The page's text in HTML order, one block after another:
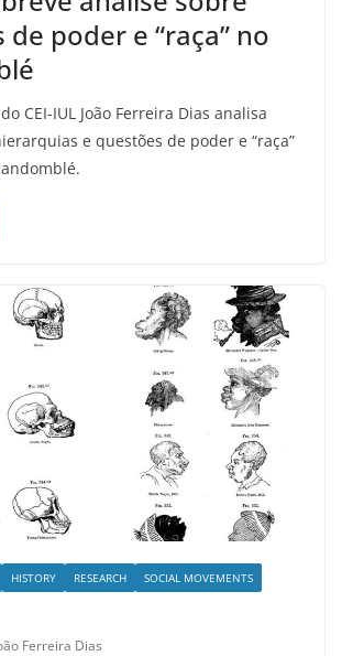
poder e “raça” no
CEI-IUL João Ferreira Dias analisa
e questões de poder e “raça”
HISTORY RESEARCH
SOCIAL MOVEMENTS
Ferreira Dias